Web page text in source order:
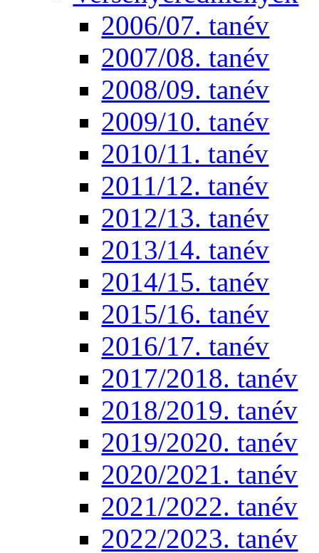
2006/07. tanév
2007/08. tanév
2008/09. tanév
2009/10. tanév
2010/11. tanév
2011/12. tanév
2012/13. tanév
2013/14. tanév
2014/15. tanév
2015/16. tanév
2016/17. tanév
2017/2018. tanév
2018/2019. tanév
2019/2020. tanév
2020/2021. tanév
2021/2022. tanév
2022/2023. tanév